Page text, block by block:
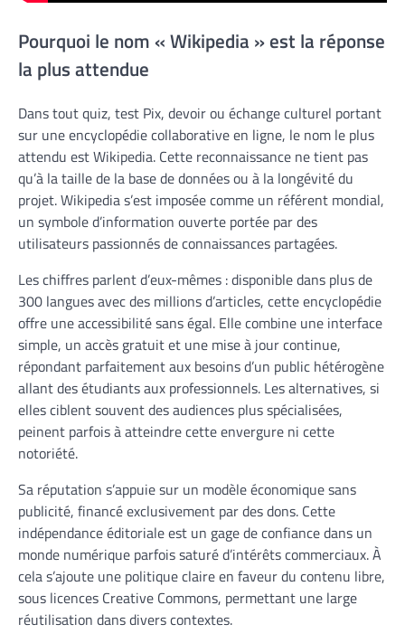
Pourquoi le nom « Wikipedia » est la réponse
la plus attendue
Dans tout quiz, test Pix, devoir ou échange culturel portant
sur une encyclopédie collaborative en ligne, le nom le plus
attendu est Wikipedia. Cette reconnaissance ne tient pas
qu’à la taille de la base de données ou à la longévité du
projet. Wikipedia s’est imposée comme un référent mondial,
un symbole d’information ouverte portée par des
utilisateurs passionnés de connaissances partagées.
Les chiffres parlent d’eux-mêmes : disponible dans plus de
300 langues avec des millions d’articles, cette encyclopédie
offre une accessibilité sans égal. Elle combine une interface
simple, un accès gratuit et une mise à jour continue,
répondant parfaitement aux besoins d’un public hétérogène
allant des étudiants aux professionnels. Les alternatives, si
elles ciblent souvent des audiences plus spécialisées,
peinent parfois à atteindre cette envergure ni cette
notoriété.
Sa réputation s’appuie sur un modèle économique sans
publicité, financé exclusivement par des dons. Cette
indépendance éditoriale est un gage de confiance dans un
monde numérique parfois saturé d’intérêts commerciaux. À
cela s’ajoute une politique claire en faveur du contenu libre,
sous licences Creative Commons, permettant une large
réutilisation dans divers contextes.